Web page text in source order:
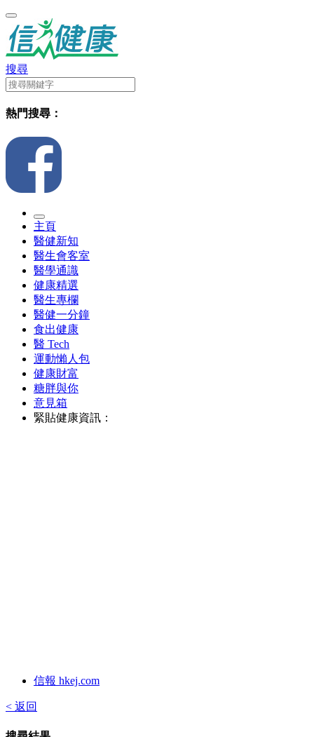
搜尋
熱門搜尋：
主頁
醫健新知
醫生會客室
醫學通識
健康精選
醫生專欄
醫健一分鐘
食出健康
醫 Tech
運動懶人包
健康財富
糖胖與你
意見箱
緊貼健康資訊：
信報 hkej.com
< 返回